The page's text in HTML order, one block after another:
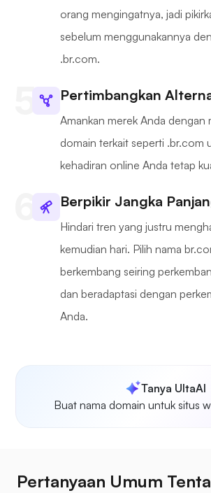
orang mengingatnya, jadi
sebelum menggunakannya
.br.com.
Pertimbangkan
Amankan merek Anda dengan
domain terkait seperti .br.com
kehadiran online Anda tetap
Berpikir Jangka
Hindari tren yang justru
kemudian hari. Pilih nama
berkembang seiring
dan beradaptasi dengan
Anda.
Tanya UltaAI
Buat nama domain untuk situs
Pertanyaan Umum